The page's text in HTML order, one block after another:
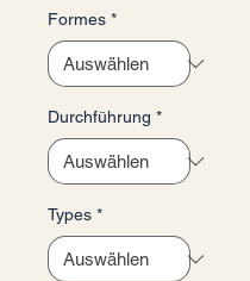
Formes *
Durchführung *
Types *